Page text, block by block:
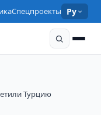
Спецпроекты Ру
Турцию